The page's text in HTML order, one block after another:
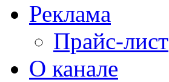
Реклама
Прайс-лист
О канале